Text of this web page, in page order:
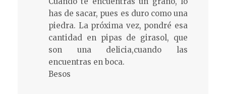
has de sacar, pues es duro como una
piedra. La próxima vez, pondré esa
cantidad en pipas de girasol, que
son una delicia,cuando las
encuentras en boca.
Besos